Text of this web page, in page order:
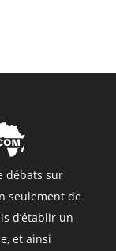
débats sur
seulement de
d’établir un
et ainsi